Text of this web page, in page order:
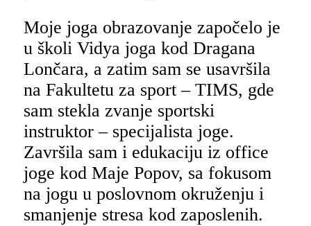
Moje joga obrazovanje započelo je
u školi Vidya joga kod Dragana
Lončara, a zatim sam se usavršila
na Fakultetu za sport – TIMS, gde
sam stekla zvanje sportski
instruktor – specijalista joge.
Završila sam i edukaciju iz office
joge kod Maje Popov, sa fokusom
na jogu u poslovnom okruženju i
smanjenje stresa kod zaposlenih.